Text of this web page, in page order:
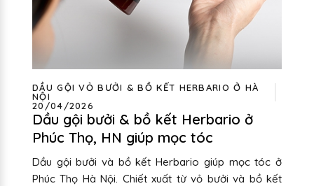
DẦU GỘI VỎ BƯỞI & BỒ KẾT HERBARIO Ở HÀ
NỘI
20/04/2026
Dầu gội bưởi & bồ kết Herbario ở
Phúc Thọ, HN giúp mọc tóc
Dầu gội bưởi và bồ kết Herbario giúp mọc tóc ở
Phúc Thọ Hà Nội. Chiết xuất từ vỏ bưởi và bồ kết